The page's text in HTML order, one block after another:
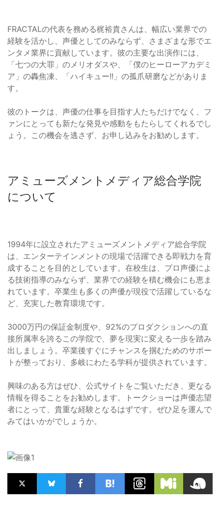
FRACTALの代表を務める梶裕貴さんは、幅広い業界での
経験を活かし、声優としてのみならず、さまざまな形でエ
ンタメ業界に貢献しています。彼の主要な出演作には、
「七つの大罪」のメリオダスや、「僕のヒーローアカデミ
ア」の轟焦凍、「ハイキュー!!」の孤爪研磨などがありま
す。
彼のトークは、声優の仕事を目指す人たちだけでなく、フ
ァンにとっても新たな発見や感動をもたらしてくれるでし
ょう。この機会を逃さず、お申し込みをお勧めします。
アミューズメントメディア総合学院
について
1994年に設立されたアミューズメントメディア総合学院
は、エンターテインメントの現場で活躍できる即戦力を育
成することを目的としています。在校生は、プロ声優によ
る技術指導のみならず、業界での経験を積む機会にも恵ま
れています。卒業生も多くの声優が現役で活躍しているな
ど、充実した教育環境です。
3000万円の保証金制度や、92%のプロダクションへの直
接所属率を誇るこの学院で、夢を現実に変える一歩を踏み
出しましょう。卒業後すぐにチャンスを掴むためのサポー
トが整っており、多岐にわたる学科が提供されています。
興味のある方はぜひ、公式サイトをご覧いただき、更なる
情報を得ることをお勧めします。トークショーは声優志望
者にとって、貴重な経験となるはずです。ぜひ足を運んで
みてはいかがでしょうか。